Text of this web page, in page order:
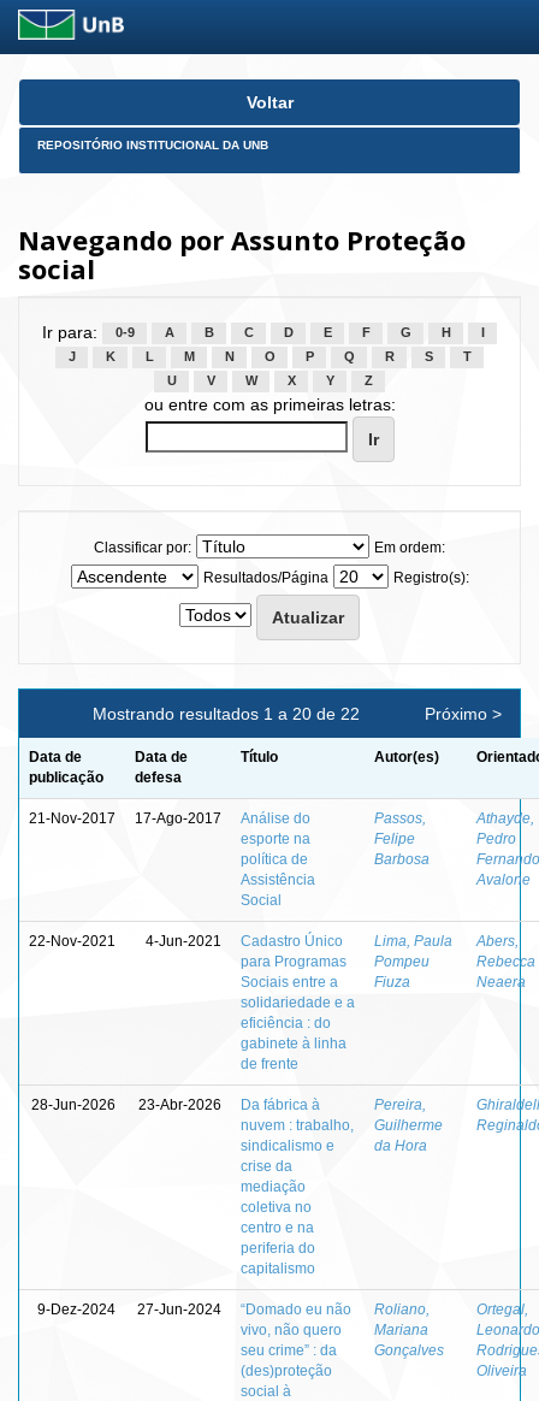
Skip
Voltar
REPOSITÓRIO INSTITUCIONAL DA UNB
Navegando por Assunto Proteção
social
Ir para: 0-9 A B C D E F G H
J
K L M N O P Q R S
T
U
V W X Y Z
ou entre com as primeiras letras:
Classificar por:
Em ordem:
Resultados/Página
Registro(s):
Mostrando resultados 1 a 20 de 22 Próximo >
Data de
publicação
Data de
defesa
Título Autor(es)
21-Nov-2017 17-Ago-2017
Análise do
esporte na
política de
Assistência
Social
Passos,
Felipe
Barbosa
Athayde,
Pedro
Fernando
Avalone
22-Nov-2021 4-Jun-2021
Cadastro Único
para Programas
Sociais entre a
solidariedade e a
eficiência : do
gabinete à linha
de frente
Lima, Paula
Pompeu
Fiuza
Abers,
Rebecca
Neaera
28-Jun-2026 23-Abr-2026
Da fábrica à
nuvem : trabalho,
sindicalismo e
crise da
mediação
coletiva no
centro e na
periferia do
capitalismo
Pereira,
Guilherme
da Hora
9-Dez-2024 27-Jun-2024
“Domado eu não
vivo, não quero
seu crime” : da
(des)proteção
social à
Roliano,
Mariana
Gonçalves
Ortegal,
Leonardo
Oliveira